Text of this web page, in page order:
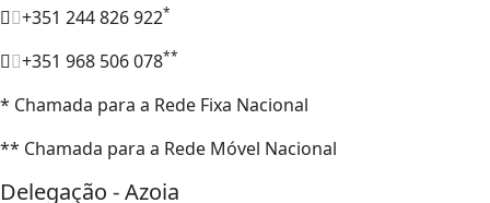
+351 244 826 922*
+351 968 506 078**
* Chamada para a Rede Fixa Nacional
** Chamada para a Rede Móvel Nacional
Delegação - Azoia